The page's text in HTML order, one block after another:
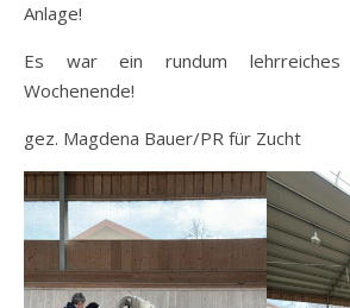
Anlage!
Es war ein rundum lehrreiches
Wochenende!
gez. Magdena Bauer/PR für Zucht